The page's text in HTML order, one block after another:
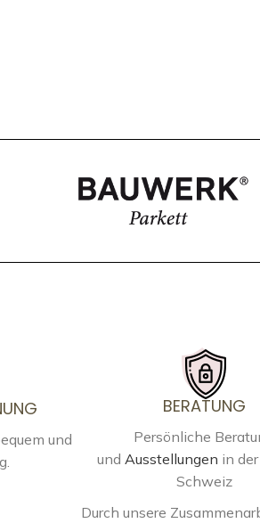
und
BERATUNG
Persönliche
undAusstellungen in
Schweiz
Durch unsere